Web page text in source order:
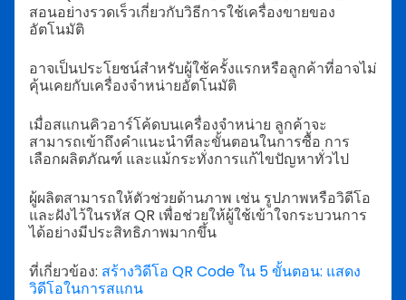
สอนอย่างรวดเร็วเกี่ยวกับวิธีการใช้เครื่องขายของ
อัตโนมัติ
อาจเป็นประโยชน์สำหรับผู้ใช้ครั้งแรกหรือลูกค้าที่อาจไม่
คุ้นเคยกับเครื่องจำหน่ายอัตโนมัติ
เมื่อสแกนคิวอาร์โค้ดบนเครื่องจำหน่าย ลูกค้าจะ
สามารถเข้าถึงคำแนะนำทีละขั้นตอนในการซื้อ การ
เลือกผลิตภัณฑ์ และแม้กระทั่งการแก้ไขปัญหาทั่วไป
ผู้ผลิตสามารถให้ตัวช่วยด้านภาพ เช่น รูปภาพหรือวิดีโอ
และฝังไว้ในรหัส QR เพื่อช่วยให้ผู้ใช้เข้าใจกระบวนการ
ได้อย่างมีประสิทธิภาพมากขึ้น
ที่เกี่ยวข้อง: สร้างวิดีโอ QR Code ใน 5 ขั้นตอน: แสดง
วิดีโอในการสแกน